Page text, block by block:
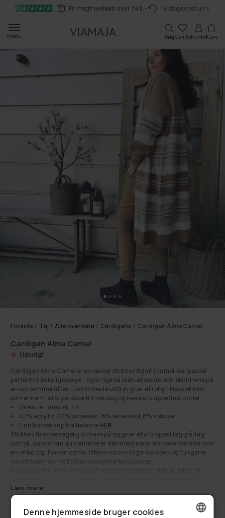
Gå til
indhold
Fri fragt ved køb over 749,- 14 dages returret
Menu SøgGemteKonto
Kurv
Kurv
Forside / Tøj / Alle overdele / Cardigans / Cardigan Alma Camel
Cardigan Alma Camel
Udsolgt
Cardigan Alma Camel er en lækker strikcardigan i camel, der passer
perfekt til de kølige dage – og er lige så skøn at smide over skuldrene på
en lun sommeraften. Det stribede udtryk giver et roligt, klassisk look,
som er nemt at style både til hverdag og mere afslappede stunder.
Onesize – max str. 42
52% acryllic, 22% polyester, 18% lana wool, 8% viskose
Find bukserne på billederneHER
Strikken føles behagelig at have på og giver et afslappet lag-på-lag-
udtryk, uanset om du kombinerer den med jeans, en nederdel eller over
en enkel top. Farven camel tilfører varme til garderoben og fungerer
smukt sammen med både lyse og mørke nuancer.
aftenen bliver køligere.
Læs mere
Normalpris
660,00 kr
Denne hjemmeside bruger cookies